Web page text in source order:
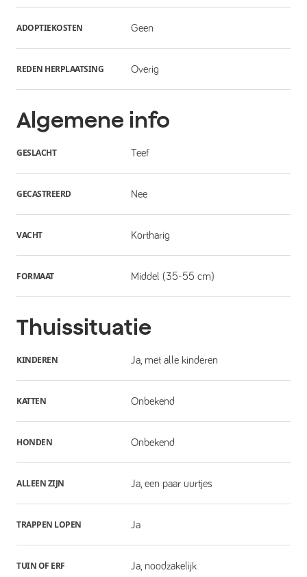
ADOPTIEKOSTEN Geen
REDEN HERPLAATSING Overig
Algemene info
GESLACHT Teef
GECASTREERD Nee
VACHT Kortharig
FORMAAT Middel (35-55 cm)
Thuissituatie
KINDEREN Ja, met alle kinderen
KATTEN Onbekend
HONDEN Onbekend
ALLEEN ZIJN Ja, een paar uurtjes
TRAPPEN LOPEN Ja
TUIN OF ERF Ja, noodzakelijk